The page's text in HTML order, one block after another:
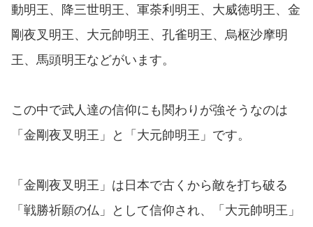
動明王、降三世明王、軍荼利明王、大威徳明王、金
剛夜叉明王、大元帥明王、孔雀明王、烏枢沙摩明
王、馬頭明王などがいます。
この中で武人達の信仰にも関わりが強そうなのは
「金剛夜叉明王」と「大元帥明王」です。
「金剛夜叉明王」は日本で古くから敵を打ち破る
「戦勝祈願の仏」として信仰され、「大元帥明王」